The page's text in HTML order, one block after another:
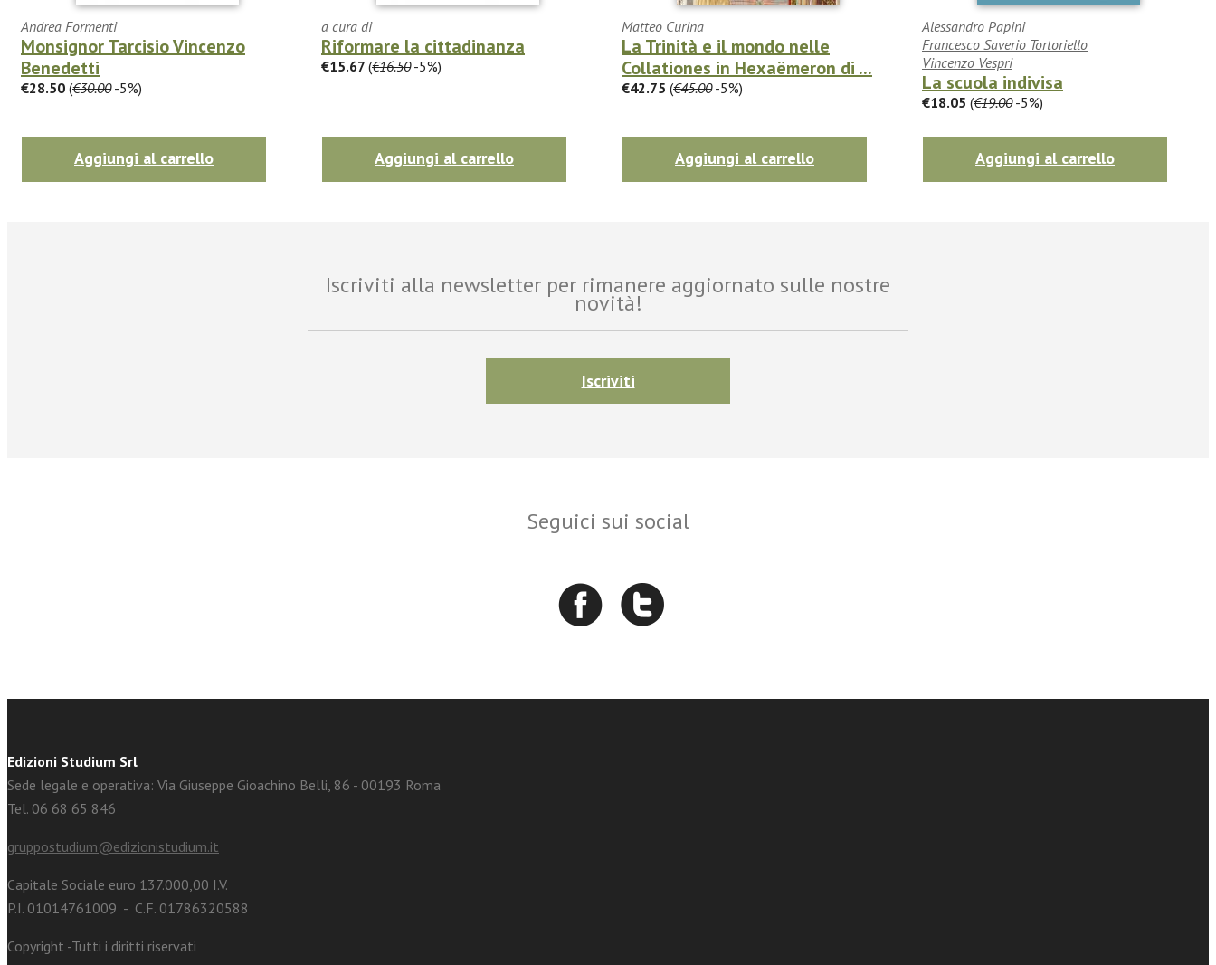
Andrea Formenti
Monsignor Tarcisio Vincenzo
Benedetti
€28.50 (€30.00-5%)
Aggiungi al carrello
a cura di
Riformare la cittadinanza
€15.67 (€16.50-5%)
Aggiungi al carrello
Matteo Curina
La Trinità e il mondo nelle
Collationes in Hexaëmeron di ...
€42.75 (€45.00-5%)
Aggiungi al carrello
Alessandro Papini
Francesco Saverio Tortoriello
Vincenzo Vespri
La scuola indivisa
€18.05 (€19.00-5%)
Aggiungi al carrello
Iscriviti alla newsletter per rimanere aggiornato sulle nostre
novità!
Iscriviti
Seguici sui social
Edizioni Studium Srl
Sede legale e operativa: Via Giuseppe Gioachino Belli, 86 - 00193 Roma
Tel. 06 68 65 846
gruppostudium@edizionistudium.it
Capitale Sociale euro 137.000,00 I.V.
P.I. 01014761009 - C.F. 01786320588
Copyright -Tutti i diritti riservati